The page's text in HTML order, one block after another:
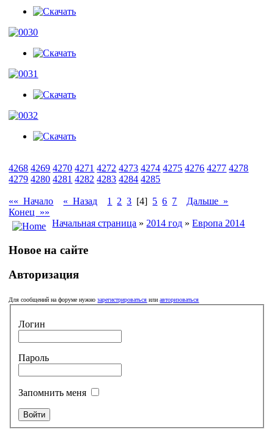
4268 4269 4270 4271 4272 4273 4274 4275 4276 4277 4278
4279 4280 4281 4282 4283 4284 4285
«« Начало « Назад 1 2 3 [4] 5 6 7
Дальше »
Конец »»
Начальная страница » 2014 год »Европа 2014
Новое на сайте
Авторизация
Для сообщений на форуме нужнозарегистрироваться илиавторизоваться
Логин
Пароль
Запомнить меня